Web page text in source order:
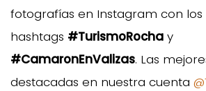
fotografías en Instagram con los
hashtags #TurismoRocha y
#CamaronEnValizas. Las
destacadas en nuestra cuenta